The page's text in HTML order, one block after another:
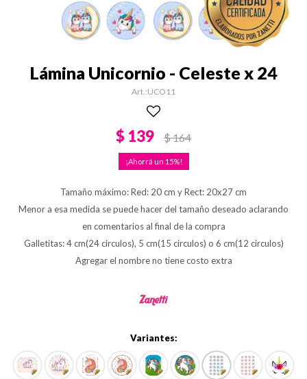
Lámina Unicornio - Celeste x 24
UCO11
$ 139 $164
15
Tamaño máximo: Red: 20 cm y Rect: 20x27 cm
Menor a esa medida se puede hacer del tamaño deseado aclarando
en comentarios al final de la compra
Galletitas: 4 cm(24 circulos), 5 cm(15 circulos) o 6 cm(12 circulos)
Agregar el nombre no tiene costo extra
Variantes: